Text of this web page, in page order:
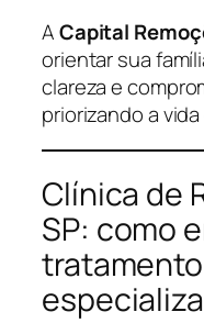
ACapital
orientar sua
clareza e
priorizando a
Clínica de
SP: como